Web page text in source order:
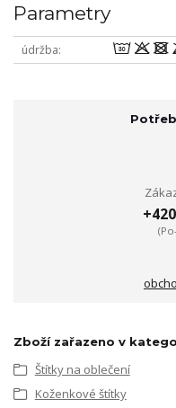
Parametry
údržba
Zboží zařazeno v
Štítky na oblečení
Koženkové štítky